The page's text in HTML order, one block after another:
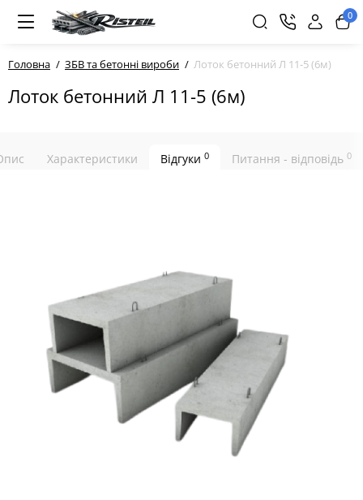
0
Головна ЗБВ та бетонні вироби Лоток бетонний Л 11-5 (6м)
Лоток бетонний Л 11-5 (6м)
Характеристики Відгуки 0 Питання - відповідь 0